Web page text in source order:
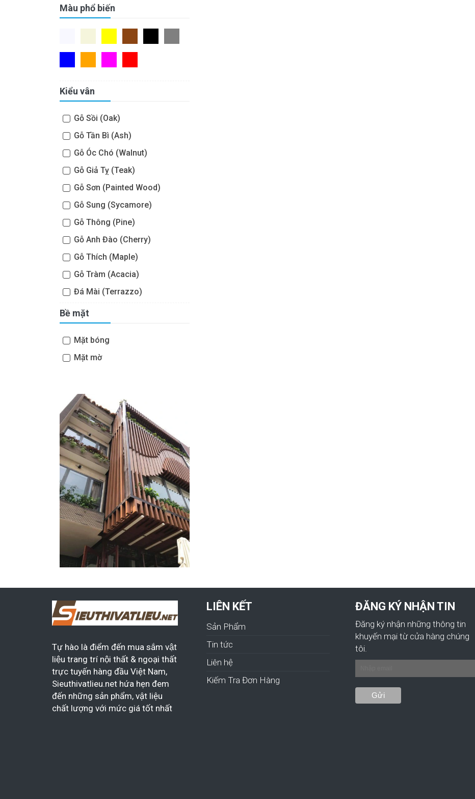
Màu phổ biến
Kiểu vân
Gỗ Sồi (Oak)
Gỗ Tần Bì (Ash)
Gỗ Óc Chó (Walnut)
Gỗ Giả Tỵ (Teak)
Gỗ Sơn (Painted Wood)
Gỗ Sung (Sycamore)
Gỗ Thông (Pine)
Gỗ Anh Đào (Cherry)
Gỗ Thích (Maple)
Gỗ Tràm (Acacia)
Đá Mài (Terrazzo)
Bề mặt
Mặt bóng
Mặt mờ
Tự hào là điểm đến mua sắm vật
liệu trang trí nội thất & ngoại thất
trực tuyến hàng đầu Việt Nam,
Sieuthivatlieu.net hứa hẹn đem
đến những sản phẩm, vật liệu
chất lượng với mức giá tốt nhất
LIÊN KẾT
Sản Phẩm
Tin tức
Liên hệ
Kiếm Tra Đơn Hàng
ĐĂNG KÝ NHẬN TIN
Đăng ký nhận những thông tin
khuyến mại từ cửa hàng chúng
tôi.